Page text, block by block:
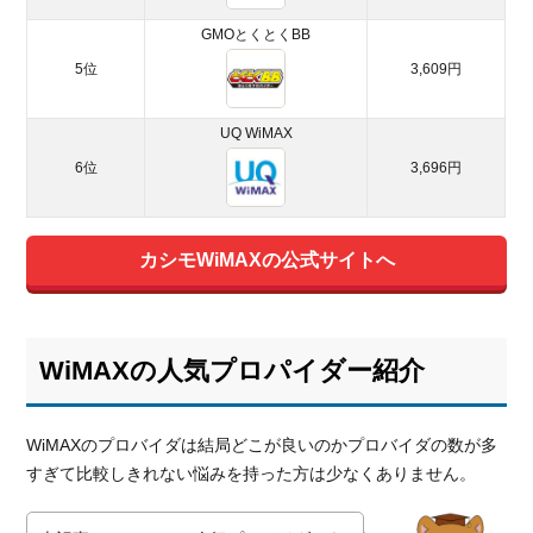
5位
GMOとくとくBB
3,609円
6位
UQ WiMAX
3,696円
カシモWiMAXの公式サイトへ
WiMAXの人気プロパイダー紹介
WiMAXのプロバイダは結局どこが良いのかプロバイダの数が多
すぎて比較しきれない悩みを持った方は少なくありません。